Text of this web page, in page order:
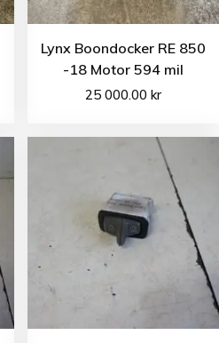
Lynx Boondocker RE 850
-18 Motor 594 mil
25 000.00 kr